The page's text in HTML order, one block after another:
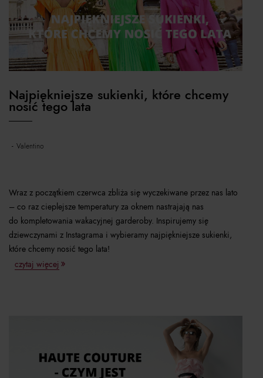
Najpiękniejsze sukienki, które chcemy
nosić tego lata
valentino
Wraz z początkiem czerwca zbliża się wyczekiwane przez nas lato
– co raz cieplejsze temperatury za oknem nastrajają nas
do kompletowania wakacyjnej garderoby. Inspirujemy się
dziewczynami z Instagrama i wybieramy najpiękniejsze sukienki,
które chcemy nosić tego lata!
czytaj więcej